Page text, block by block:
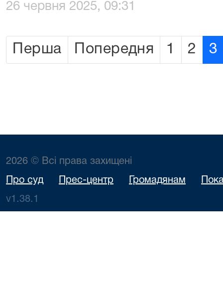
26 червня 2025, 09:31
Перша Попередня 1 2 3
2026 © Всі права захищені
Про суд Прес-центр Громадянам
v1.38.1